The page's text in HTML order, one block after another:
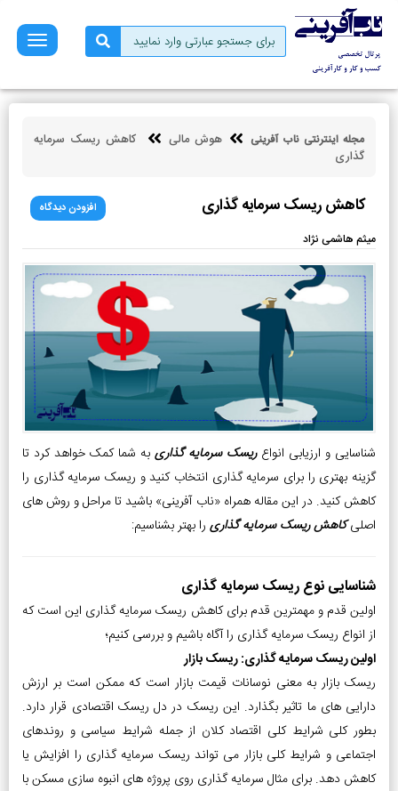
صفحه
نخست
فروش
توسعه
آفرینی
مجله اینترنتی ناب آفرینی هوش مالی
کاهش ریسک سرمایه
گذاری
کاهش ریسک سرمایه گذاری افزودن دیدگاه
میثم هاشمی نژاد
شناسایی و ارزیابی انواعریسک سرمایه گذاری به شما کمک خواهد کرد تا
گزینه بهتری را برای سرمایه گذاری انتخاب کنید و ریسک سرمایه گذاری را
کاهش کنید. در این مقاله همراه «ناب آفرینی» باشید تا مراحل و روش های
اصلیکاهش ریسک سرمایه گذاری را بهتر بشناسیم:
شناسایی نوع ریسک سرمایه گذاری
اولین قدم و مهمترین قدم برای کاهش ریسک سرمایه گذاری این است که
از انواع ریسک سرمایه گذاری را آگاه باشیم و بررسی کنیم؛
اولین ریسک سرمایه گذاری: ریسک بازار
ریسک بازار به معنی نوسانات قیمت بازار است که ممکن است بر ارزش
دارایی های ما تاثیر بگذارد. این ریسک در دل ریسک اقتصادی قرار دارد.
بطور کلی شرایط کلی اقتصاد کلان از جمله شرایط سیاسی و روندهای
اجتماعی و شرایط کلی بازار می تواند ریسک سرمایه گذاری را افزایش یا
کاهش دهد. برای مثال سرمایه گذاری روی پروژه های انبوه سازی مسکن با